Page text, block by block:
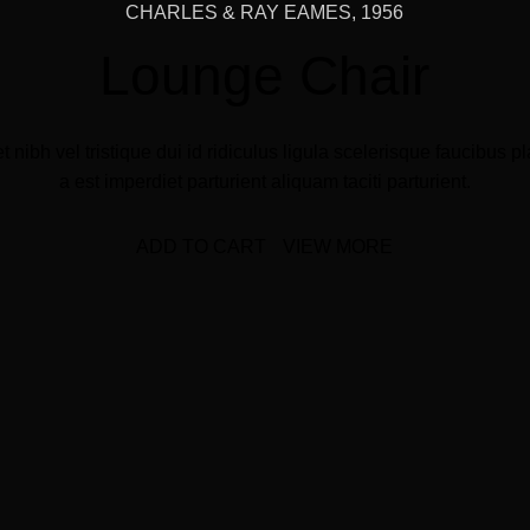
CHARLES & RAY EAMES, 1956